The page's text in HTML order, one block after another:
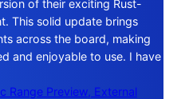
of their exciting Rust-
This solid update brings
across the board, making
and enjoyable to use. I have
Range Preview, External